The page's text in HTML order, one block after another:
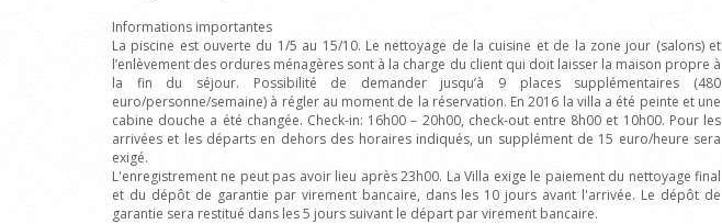
Informations importantes
La piscine est ouverte du 1/5 au 15/10. Le nettoyage de la cuisine et de la zone jour (salons) et
l’enlèvement des ordures ménagères sont à la charge du client qui doit laisser la maison propre à
la fin du séjour. Possibilité de demander jusqu’à 9 places supplémentaires (480
euro/personne/semaine) à régler au moment de la réservation. En 2016 la villa a été peinte et une
cabine douche a été changée. Check-in: 16h00 – 20h00, check-out entre 8h00 et 10h00. Pour les
arrivées et les départs en dehors des horaires indiqués, un supplément de 15 euro/heure sera
exigé.
L'enregistrement ne peut pas avoir lieu après 23h00. La Villa exige le paiement du nettoyage final
et du dépôt de garantie par virement bancaire, dans les 10 jours avant l'arrivée. Le dépôt de
garantie sera restitué dans les 5 jours suivant le départ par virement bancaire.